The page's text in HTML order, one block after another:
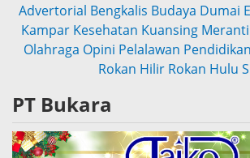
Advertorial Bengkalis Budaya Dumai
Kampar Kesehatan Kuansing Meranti
Olahraga Opini Pelalawan Pendidikan
Rokan Hilir Rokan Hulu
PT Bukara